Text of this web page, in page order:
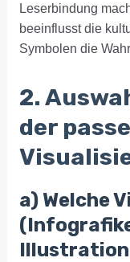
Leserbindung
beeinflusst die
Symbolen die
2.
der
a) Welche